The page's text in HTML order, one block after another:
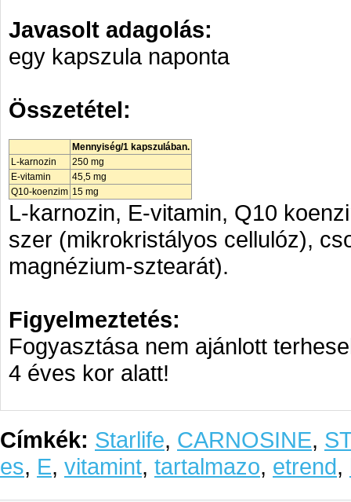
Javasolt adagolás:
egy kapszula naponta
Összetétel:
Mennyiség/1 kapszulában.
L-karnozin
250 mg
E-vitamin
45,5 mg
Q10-koenzim 15 mg
L-karnozin, E-vitamin, Q10
szer (mikrokristályos cellulóz),
magnézium-sztearát).
Figyelmeztetés:
Fogyasztása nem ajánlott
4 éves kor alatt!
Címkék: Starlife, CARNOSINE,
es, E, vitamint, tartalmazo, etrend,